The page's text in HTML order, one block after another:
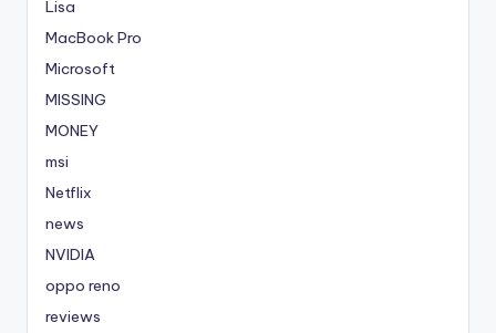
Lisa
MacBook Pro
Microsoft
MISSING
MONEY
msi
Netflix
news
NVIDIA
oppo reno
reviews